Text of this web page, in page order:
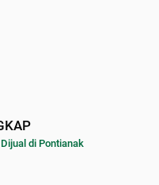
di Pontianak